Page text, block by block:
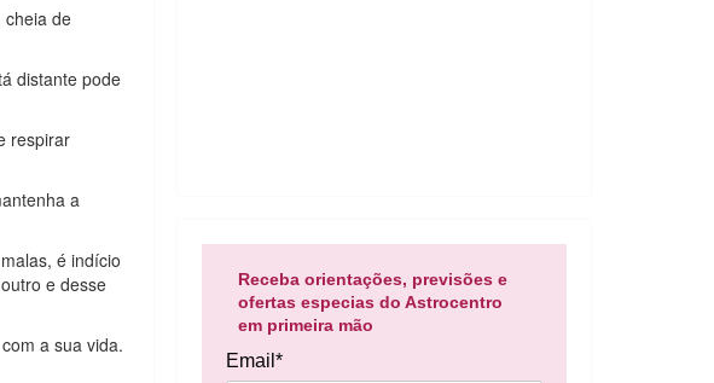
cheia de
distante pode
respirar
a
é indício
e desse
a sua vida.
Receba orientações, previsões e
ofertas especias do Astrocentro
em primeira mão
Email*